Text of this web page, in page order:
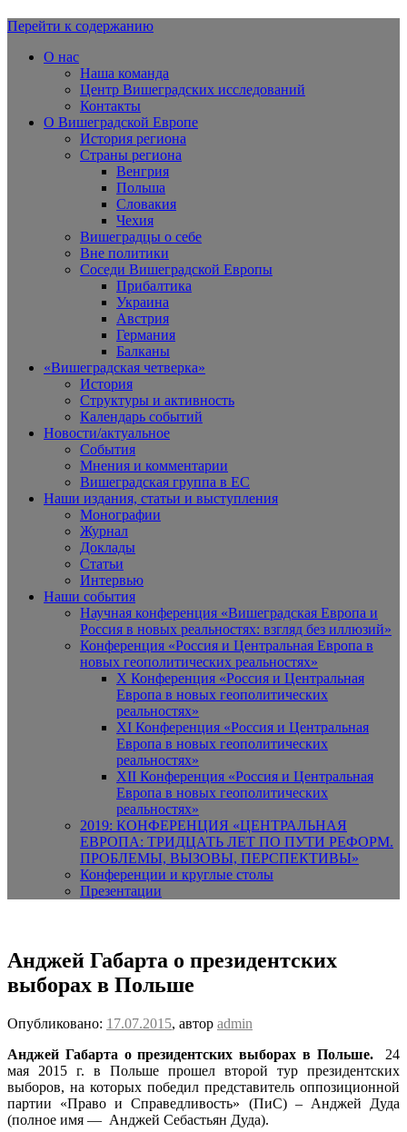
Вишеградская Европа
Перейти к содержанию
О нас
Наша команда
Центр Вишеградских исследований
Контакты
О Вишеградской Европе
История региона
Страны региона
Венгрия
Польша
Словакия
Чехия
Вишеградцы о себе
Вне политики
Соседи Вишеградской Европы
Прибалтика
Украина
Австрия
Германия
Балканы
«Вишеградская четверка»
История
Структуры и активность
Календарь событий
Новости/актуальное
События
Мнения и комментарии
Вишеградская группа в ЕС
Наши издания, статьи и выступления
Монографии
Журнал
Доклады
Статьи
Интервью
Наши события
Научная конференция «Вишеградская Европа и
Россия в новых реальностях: взгляд без иллюзий»
Конференция «Россия и Центральная Европа в
новых геополитических реальностях»
X Конференция «Россия и Центральная
Европа в новых геополитических
реальностях»
XI Конференция «Россия и Центральная
Европа в новых геополитических
реальностях»
XII Конференция «Россия и Центральная
Европа в новых геополитических
реальностях»
2019: КОНФЕРЕНЦИЯ «ЦЕНТРАЛЬНАЯ
ЕВРОПА: ТРИДЦАТЬ ЛЕТ ПО ПУТИ РЕФОРМ.
ПРОБЛЕМЫ, ВЫЗОВЫ, ПЕРСПЕКТИВЫ»
Конференции и круглые столы
Презентации
Анджей Габарта о президентских
выборах в Польше
Опубликовано: 17.07.2015, автор admin
Анджей Габарта о президентских выборах в Польше.
24
мая 2015 г. в Польше прошел второй тур президентских
выборов, на которых победил представитель оппозиционной
партии «Право и Справедливость» (ПиС) – Анджей Дуда
(полное имя — Анджей Себастьян Дуда).